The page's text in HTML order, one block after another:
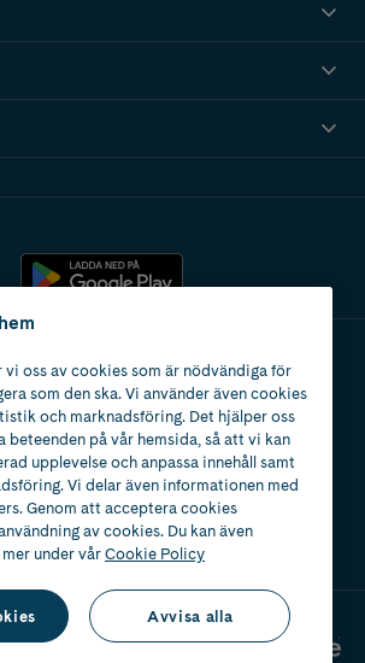
2024
vi oss av cookies som är nödvändiga för
som den ska. Vi använder även cookies
och marknadsföring. Det hjälper oss
beteenden på vår hemsida, så att vi kan
upplevelse och anpassa innehåll samt
Vi delar även informationen med
Genom att acceptera cookies
av cookies. Du kan även
under vårCookie Policy
Avvisa alla